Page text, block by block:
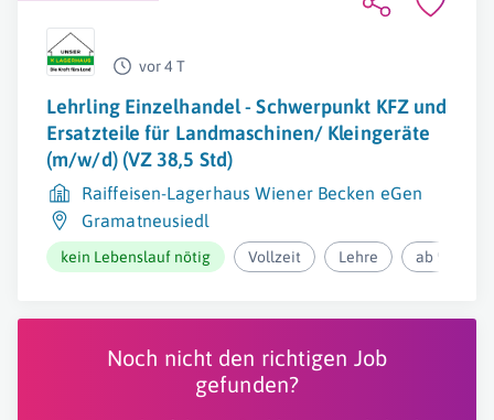
vor 4 T
Lehrling Einzelhandel - Schwerpunkt KFZ und
Ersatzteile für Landmaschinen/ Kleingeräte
(m/w/d) (VZ 38,5 Std)
Raiffeisen-Lagerhaus Wiener Becken eGen
Gramatneusiedl
kein Lebenslauf nötig Vollzeit Lehre ab
Noch nicht den richtigen Job
gefunden?